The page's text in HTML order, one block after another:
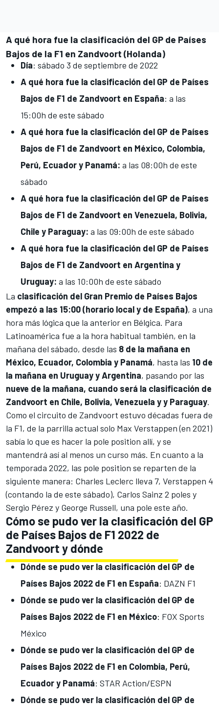
A qué hora fue la clasificación del GP de Países
Bajos de la F1 en Zandvoort (Holanda)
Día: sábado 3 de septiembre de 2022
A qué hora fue la clasificación del GP de Países
Bajos de F1 de Zandvoort en España: a las
15:00h de este sábado
A qué hora fue la clasificación del GP de Países
Bajos de F1 de Zandvoort en México, Colombia,
Perú, Ecuador y Panamá: a las 08:00h de este
sábado
A qué hora fue la clasificación del GP de Países
Bajos de F1 de Zandvoort en Venezuela, Bolivia,
Chile y Paraguay: a las 09:00h de este sábado
A qué hora fue la clasificación del GP de Países
Bajos de F1 de Zandvoort en Argentina y
Uruguay: a las 10:00h de este sábado
La clasificación del Gran Premio de Países Bajos
empezó a las 15:00 (horario local y de España), a una
hora más lógica que la anterior en Bélgica. Para
Latinoamérica fue a la hora habitual también, en la
mañana del sábado, desde las 8 de la mañana en
México, Ecuador, Colombia y Panamá, hasta las 10 de
la mañana en Uruguay y Argentina, pasando por las
nueve de la mañana, cuando será la clasificación de
Zandvoort en Chile, Bolivia, Venezuela y y Paraguay.
Como el circuito de Zandvoort estuvo décadas fuera de
la F1, de la parrilla actual solo Max Verstappen (en 2021)
sabía lo que es hacer la pole position allí, y se
mantendrá así al menos un curso más. En cuanto a la
temporada 2022, las pole position se reparten de la
siguiente manera: Charles Leclerc lleva 7, Verstappen 4
(contando la de este sábado), Carlos Sainz 2 poles y
Sergio Pérez y George Russell, una pole este año.
Cómo se pudo ver la clasificación del GP
de Países Bajos de F1 2022 de
Zandvoort y dónde
Dónde se pudo ver la clasificación del GP de
Países Bajos 2022 de F1 en España: DAZN F1
Dónde se pudo ver la clasificación del GP de
Países Bajos 2022 de F1 en México: FOX Sports
México
Dónde se pudo ver la clasificación del GP de
Países Bajos 2022 de F1 en Colombia, Perú,
Ecuador y Panamá: STAR Action/ESPN
Dónde se pudo ver la clasificación del GP de